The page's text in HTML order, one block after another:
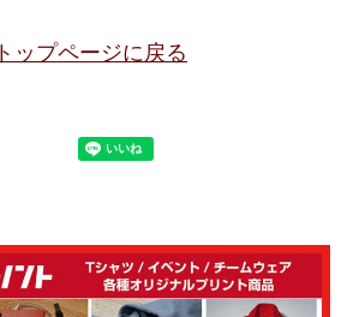
トップページに戻る